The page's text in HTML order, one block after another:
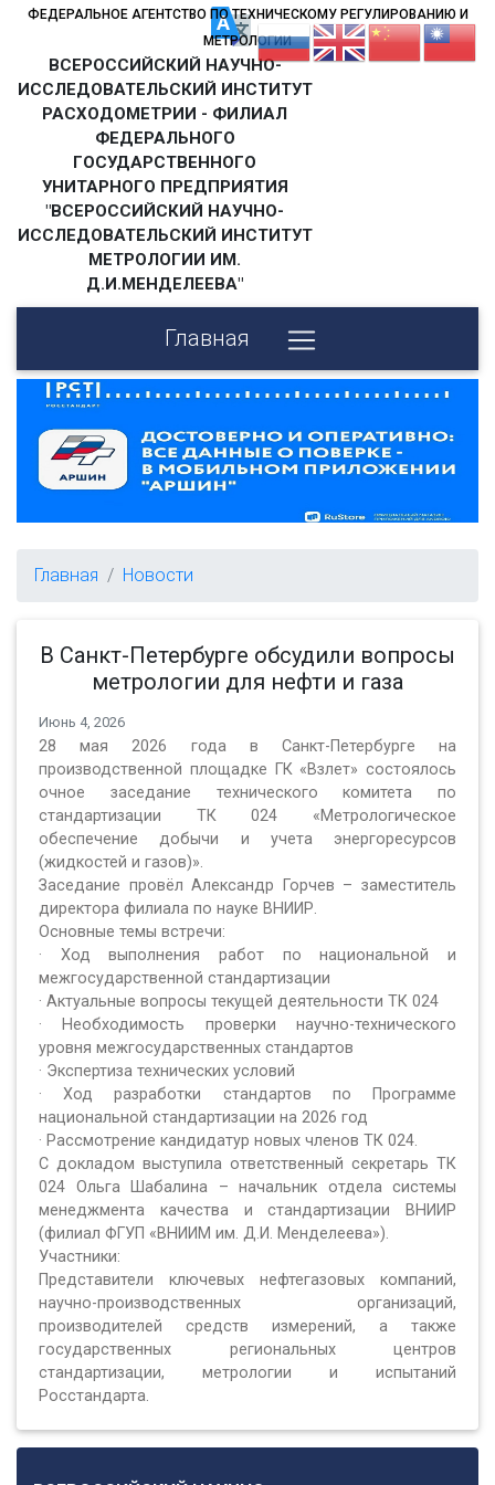
ФЕДЕРАЛЬНОЕ АГЕНТСТВО ПО ТЕХНИЧЕСКОМУ РЕГУЛИРОВАНИЮ И
МЕТРОЛОГИИ
ВСЕРОССИЙСКИЙ НАУЧНО-
ИССЛЕДОВАТЕЛЬСКИЙ ИНСТИТУТ
РАСХОДОМЕТРИИ - ФИЛИАЛ
ФЕДЕРАЛЬНОГО
ГОСУДАРСТВЕННОГО
УНИТАРНОГО ПРЕДПРИЯТИЯ
"ВСЕРОССИЙСКИЙ НАУЧНО-
ИССЛЕДОВАТЕЛЬСКИЙ ИНСТИТУТ
МЕТРОЛОГИИ ИМ.
Д.И.МЕНДЕЛЕЕВА"
Главная
Главная Новости
В Санкт-Петербурге обсудили вопросы
метрологии для нефти и газа
Июнь 4, 2026
28 мая 2026 года в Санкт-Петербурге на
производственной площадке ГК «Взлет» состоялось
очное заседание технического комитета по
стандартизации ТК 024 «Метрологическое
обеспечение добычи и учета энергоресурсов
(жидкостей и газов)».
Заседание провёл Александр Горчев – заместитель
директора филиала по науке ВНИИР.
Основные темы встречи:
· Ход выполнения работ по национальной и
межгосударственной стандартизации
· Актуальные вопросы текущей деятельности ТК 024
· Необходимость проверки научно-технического
уровня межгосударственных стандартов
· Экспертиза технических условий
· Ход разработки стандартов по Программе
национальной стандартизации на 2026 год
· Рассмотрение кандидатур новых членов ТК 024.
С докладом выступила ответственный секретарь ТК
024 Ольга Шабалина – начальник отдела системы
менеджмента качества и стандартизации ВНИИР
(филиал ФГУП «ВНИИМ им. Д.И. Менделеева»).
Участники:
Представители ключевых нефтегазовых компаний,
научно-производственных организаций,
производителей средств измерений, а также
государственных региональных центров
стандартизации, метрологии и испытаний
Росстандарта.